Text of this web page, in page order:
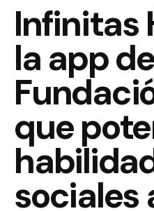
Infinitas
la app de
que
sociales